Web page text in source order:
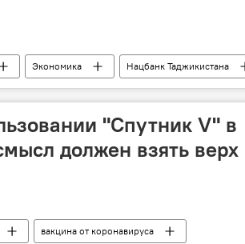
Экономика Нацбанк Таджикистана
"Спутник V" в
должен взять верх
вакцина от коронавируса